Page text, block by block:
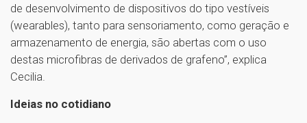
de desenvolvimento de dispositivos do tipo vestíveis
(wearables), tanto para sensoriamento, como geração e
armazenamento de energia, são abertas com o uso
destas microfibras de derivados de grafeno”, explica
Cecilia.
Ideias no cotidiano